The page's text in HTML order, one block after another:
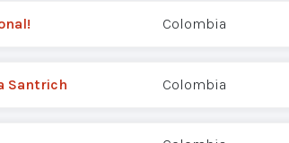
Colombia
Santrich Colombia